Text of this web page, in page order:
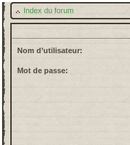
Index du forum
Nom d’utilisateur:
Mot de passe: